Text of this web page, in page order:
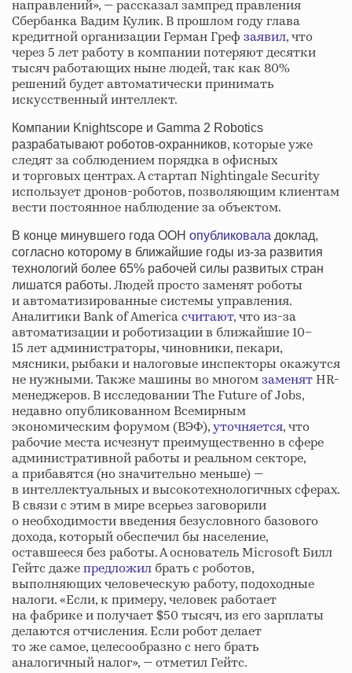
направлений», — рассказал зампред правления
Сбербанка Вадим Кулик. В прошлом году глава
кредитной организации Герман Греф заявил, что
через 5 лет работу в компании потеряют десятки
тысяч работающих ныне людей, так как 80%
решений будет автоматически принимать
искусственный интеллект.
Компании Knightscope и Gamma 2 Robotics
разрабатывают роботов-охранников, которые уже
следят за соблюдением порядка в офисных
и торговых центрах. А стартап Nightingale Security
использует дронов-роботов, позволяющим клиентам
вести постоянное наблюдение за объектом.
В конце минувшего года ООН опубликовала доклад,
согласно которому в ближайшие годы из-за развития
технологий более 65% рабочей силы развитых стран
лишатся работы. Людей просто заменят роботы
и автоматизированные системы управления.
Аналитики Bank of Americaсчитают, что из-за
автоматизации и роботизации в ближайшие 10–
15 лет администраторы, чиновники, пекари,
мясники, рыбаки и налоговые инспекторы окажутся
не нужными. Также машины во многомзаменятHR-
менеджеров. В исследовании The Future of Jobs,
недавно опубликованном Всемирным
экономическим форумом (ВЭФ),уточняется, что
рабочие места исчезнут преимущественно в сфере
административной работы и реальном секторе,
а прибавятся (но значительно меньше) —
в интеллектуальных и высокотехнологичных сферах.
В связи с этим в мире всерьез заговорили
о необходимости введения безусловного базового
дохода, который обеспечил бы население,
оставшееся без работы. А основатель Microsoft Билл
Гейтс дажепредложил брать с роботов,
выполняющих человеческую работу, подоходные
налоги. «Если, к примеру, человек работает
на фабрике и получает $50 тысяч, из его зарплаты
делаются отчисления. Если робот делает
то же самое, целесообразно с него брать
аналогичный налог», — отметил Гейтс.